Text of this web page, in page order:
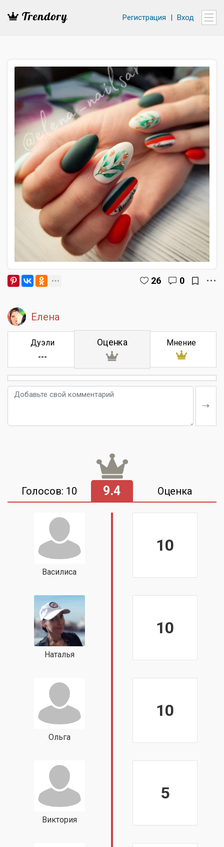
Регистрация | Вход
26 0
Елена
Дуэли
---
Оценка Мнение
Голосов: 10 9.4 Оценка
Василиса
10
Наталья
10
Ольга
10
Виктория
5